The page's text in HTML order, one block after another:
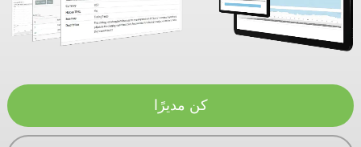
كن مديرًا